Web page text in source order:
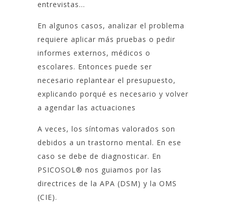
entrevistas…
En algunos casos, analizar el problema
requiere aplicar más pruebas o pedir
informes externos, médicos o
escolares. Entonces puede ser
necesario replantear el presupuesto,
explicando porqué es necesario y volver
a agendar las actuaciones
A veces, los síntomas valorados son
debidos a un trastorno mental. En ese
caso se debe de diagnosticar. En
PSICOSOL® nos guiamos por las
directrices de la APA (DSM) y la OMS
(CIE).